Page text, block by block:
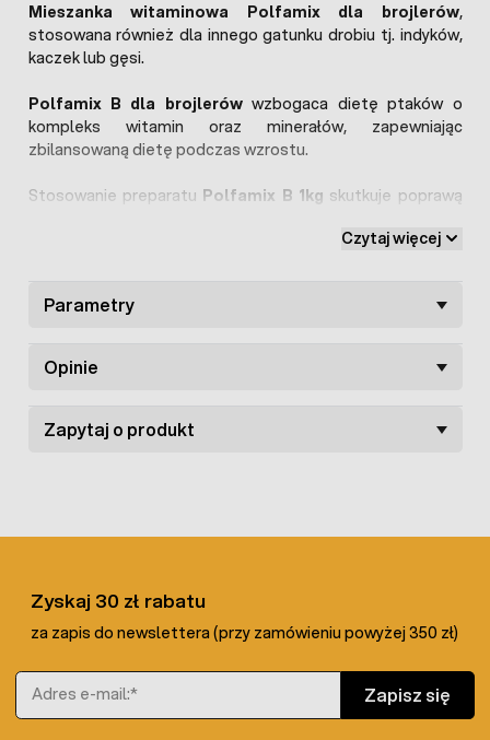
Mieszanka witaminowa Polfamix dla brojlerów,
stosowana również dla innego gatunku drobiu tj. indyków,
kaczek lub gęsi.
Polfamix B dla brojlerówwzbogaca dietę ptaków o
kompleks witamin oraz minerałów, zapewniając
zbilansowaną dietę podczas wzrostu.
Stosowanie preparatu Polfamix B 1kg skutkuje poprawą
Dawkowanie:
indyki, kaczki, perliczki: 10 - 20 g / 100 szt na dobę
Czytaj więcej
Parametry
Opinie
Zapytaj o produkt
Zyskaj 30 zł rabatu
za zapis do newslettera (przy zamówieniu powyżej 350 zł)
Adres e-mail
Zapisz się